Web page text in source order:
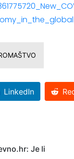
LinkedIn
Je li